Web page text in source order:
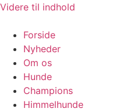
Videre til indhold
Forside
Nyheder
Om os
Hunde
Champions
Himmelhunde